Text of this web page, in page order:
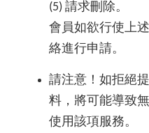
(5) 請求刪除。
會員如欲行使上
絡進行申請。
請注意！如拒絕
料，將可能導致
使用該項服務。